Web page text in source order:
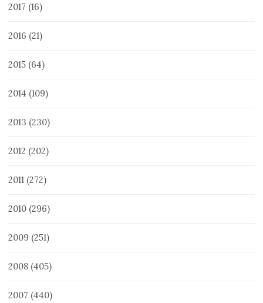
2017 (16)
2016 (21)
2015 (64)
2014 (109)
2013 (230)
2012 (202)
2011 (272)
2010 (296)
2009 (251)
2008 (405)
2007 (440)